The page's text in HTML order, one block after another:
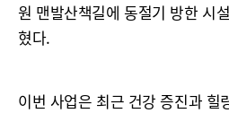
원 맨발산책길에 동절기 방한 시
혔다.
이번 사업은 최근 건강 증진과 힐